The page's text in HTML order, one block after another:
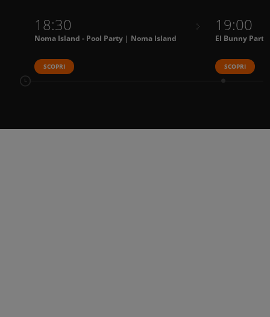
18:30
Noma Island - Pool Party | Noma Island
SCOPRI
19:00
El Bunny
SCOPRI